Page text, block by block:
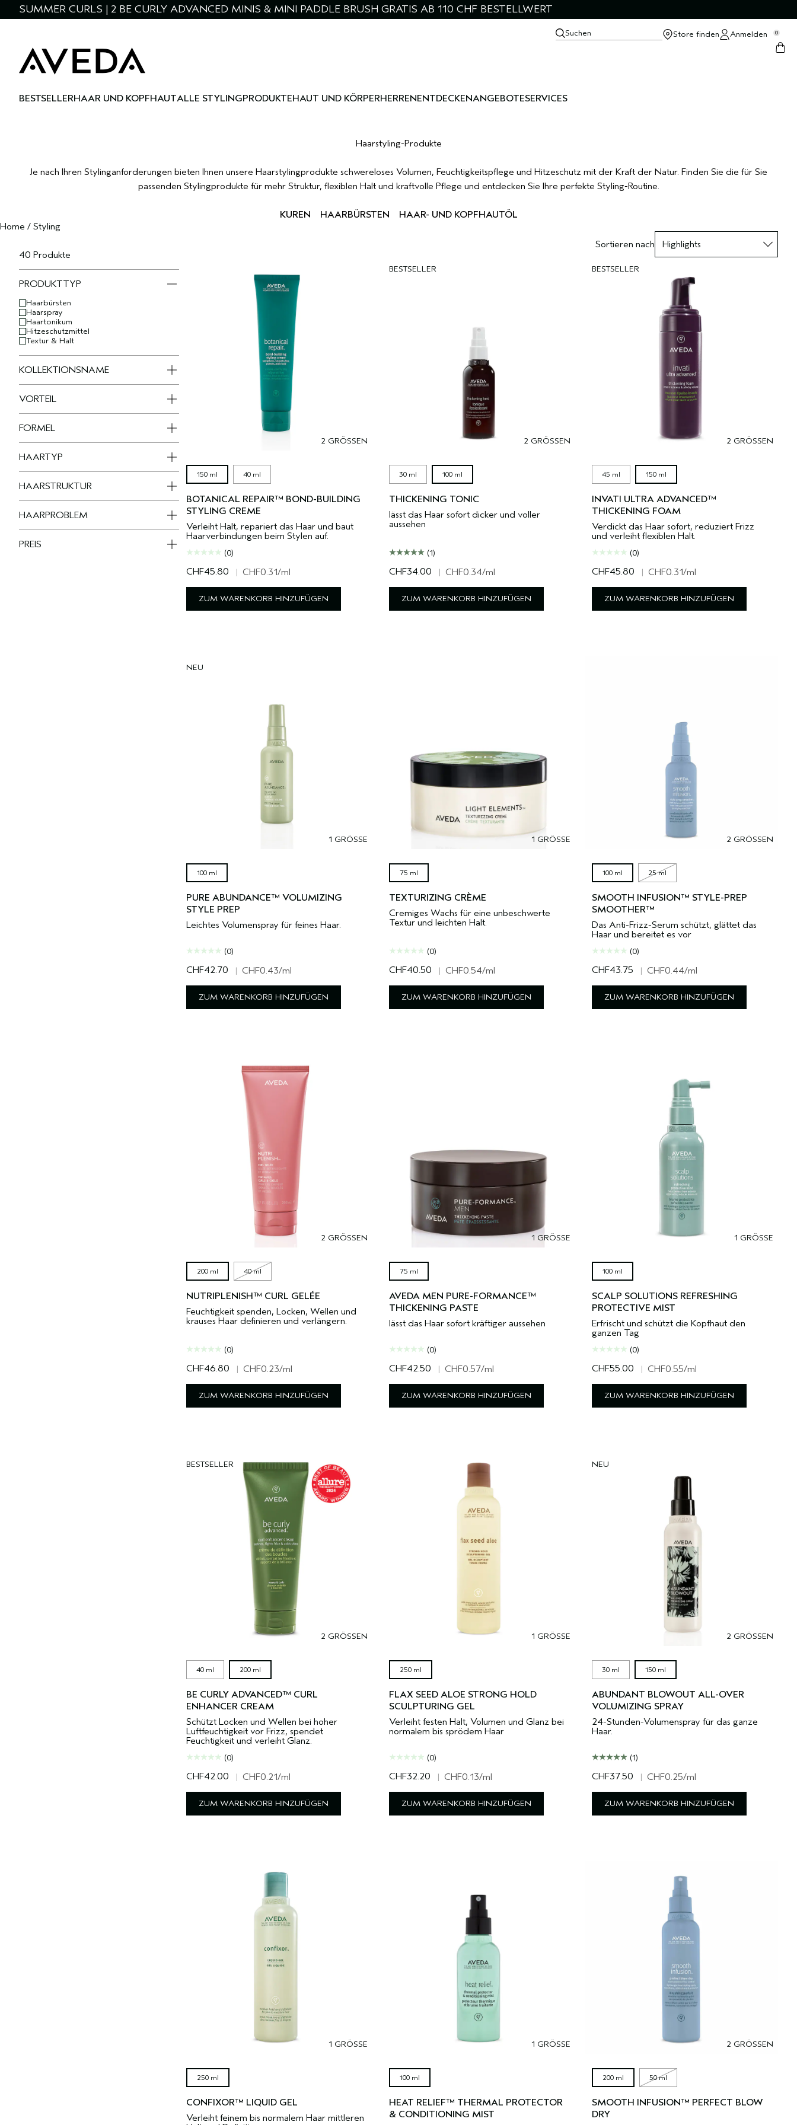
SUMMER CURLS | 2 BE CURLY ADVANCED MINIS & MINI PADDLE BRUSH GRATIS AB 110 CHF BESTELLWERT
Suchen Store finden Anmelden 0
BESTSELLERHAAR UND KOPFHAUTALLE STYLINGPRODUKTEHAUT UND KÖRPERHERRENENTDECKENANGEBOTESERVICES
Haarstyling-Produkte
Je nach Ihren Stylinganforderungen bieten Ihnen unsere Haarstylingprodukte schwereloses Volumen, Feuchtigkeitspflege und Hitzeschutz mit der Kraft der Natur. Finden Sie die für Sie
passenden Stylingprodukte für mehr Struktur, flexiblen Halt und kraftvolle Pflege und entdecken Sie Ihre perfekte Styling-Routine.
KUREN HAARBÜRSTEN
HAAR- UND KOPFHAUTÖL
Home / Styling
40 Produkte
PRODUKTTYP
Haarbürsten
Haarspray
Haartonikum
Hitzeschutzmittel
Textur & Halt
KOLLEKTIONSNAME
VORTEIL
FORMEL
HAARTYP
HAARSTRUKTUR
HAARPROBLEM
PREIS
Sortieren nach
2 GRÖSSEN
150 ml 40 ml
BOTANICAL REPAIR™ BOND-BUILDING
STYLING CREME
Verleiht Halt, repariert das Haar und baut
Haarverbindungen beim Stylen auf.
(0)
CHF45.80 | CHF0.31/ml
ZUM WARENKORB HINZUFÜGEN
BESTSELLER
2 GRÖSSEN
30 ml 100 ml
THICKENING TONIC
lässt das Haar sofort dicker und voller
aussehen
(1)
CHF34.00 | CHF0.34/ml
ZUM WARENKORB HINZUFÜGEN
BESTSELLER
2 GRÖSSEN
45 ml 150 ml
INVATI ULTRA ADVANCED™
THICKENING FOAM
Verdickt das Haar sofort, reduziert Frizz
und verleiht flexiblen Halt.
(0)
CHF45.80 | CHF0.31/ml
ZUM WARENKORB HINZUFÜGEN
NEU
1 GRÖSSE
100 ml
PURE ABUNDANCE™ VOLUMIZING
STYLE PREP
Leichtes Volumenspray für feines Haar.
(0)
CHF42.70 | CHF0.43/ml
ZUM WARENKORB HINZUFÜGEN
1 GRÖSSE
75 ml
TEXTURIZING CRÈME
Cremiges Wachs für eine unbeschwerte
Textur und leichten Halt.
(0)
CHF40.50 | CHF0.54/ml
ZUM WARENKORB HINZUFÜGEN
2 GRÖSSEN
100 ml 25 ml
SMOOTH INFUSION™ STYLE-PREP
SMOOTHER™
Das Anti-Frizz-Serum schützt, glättet das
Haar und bereitet es vor
(0)
CHF43.75 | CHF0.44/ml
ZUM WARENKORB HINZUFÜGEN
2 GRÖSSEN
200 ml 40 ml
NUTRIPLENISH™ CURL GELÉE
Feuchtigkeit spenden, Locken, Wellen und
krauses Haar definieren und verlängern.
(0)
CHF46.80 | CHF0.23/ml
ZUM WARENKORB HINZUFÜGEN
1 GRÖSSE
75 ml
AVEDA MEN PURE-FORMANCE™
THICKENING PASTE
lässt das Haar sofort kräftiger aussehen
(0)
CHF42.50 | CHF0.57/ml
ZUM WARENKORB HINZUFÜGEN
1 GRÖSSE
100 ml
SCALP SOLUTIONS REFRESHING
PROTECTIVE MIST
Erfrischt und schützt die Kopfhaut den
ganzen Tag
(0)
CHF55.00 | CHF0.55/ml
ZUM WARENKORB HINZUFÜGEN
BESTSELLER
2 GRÖSSEN
40 ml 200 ml
BE CURLY ADVANCED™ CURL
ENHANCER CREAM
Schützt Locken und Wellen bei hoher
Luftfeuchtigkeit vor Frizz, spendet
Feuchtigkeit und verleiht Glanz.
(0)
CHF42.00 | CHF0.21/ml
ZUM WARENKORB HINZUFÜGEN
1 GRÖSSE
250 ml
FLAX SEED ALOE STRONG HOLD
SCULPTURING GEL
Verleiht festen Halt, Volumen und Glanz bei
normalem bis sprödem Haar
(0)
CHF32.20 | CHF0.13/ml
ZUM WARENKORB HINZUFÜGEN
NEU
2 GRÖSSEN
30 ml 150 ml
ABUNDANT BLOWOUT ALL-OVER
VOLUMIZING SPRAY
24-Stunden-Volumenspray für das ganze
Haar.
(1)
CHF37.50 | CHF0.25/ml
ZUM WARENKORB HINZUFÜGEN
1 GRÖSSE
250 ml
CONFIXOR™ LIQUID GEL
Verleiht feinem bis normalem Haar mittleren
1 GRÖSSE
100 ml
HEAT RELIEF™ THERMAL PROTECTOR
& CONDITIONING MIST
2 GRÖSSEN
200 ml 50 ml
SMOOTH INFUSION™ PERFECT BLOW
DRY